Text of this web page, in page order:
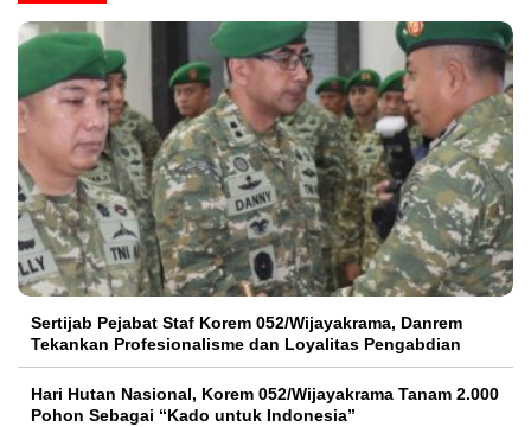
Sertijab Pejabat Staf Korem 052/Wijayakrama, Danrem
Tekankan Profesionalisme dan Loyalitas Pengabdian
Hari Hutan Nasional, Korem 052/Wijayakrama Tanam 2.000
Pohon Sebagai “Kado untuk Indonesia”